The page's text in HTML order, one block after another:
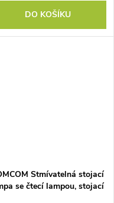
DO KOŠÍKU
Stmívatelná stojací
se čtecí lampou, stojací